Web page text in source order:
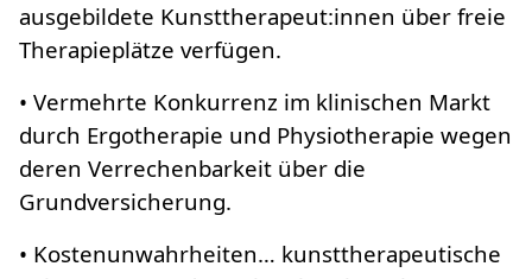
ausgebildete Kunsttherapeut:innen über freie
Therapieplätze verfügen.
• Vermehrte Konkurrenz im klinischen Markt
durch Ergotherapie und Physiotherapie wegen
deren Verrechenbarkeit über die
Grundversicherung.
• Kostenunwahrheiten… kunsttherapeutische